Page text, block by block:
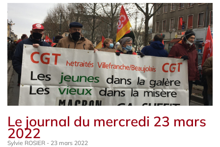
Le journal du mercredi 23 mars
2022
Sylvie ROSIER 23 mars 2022